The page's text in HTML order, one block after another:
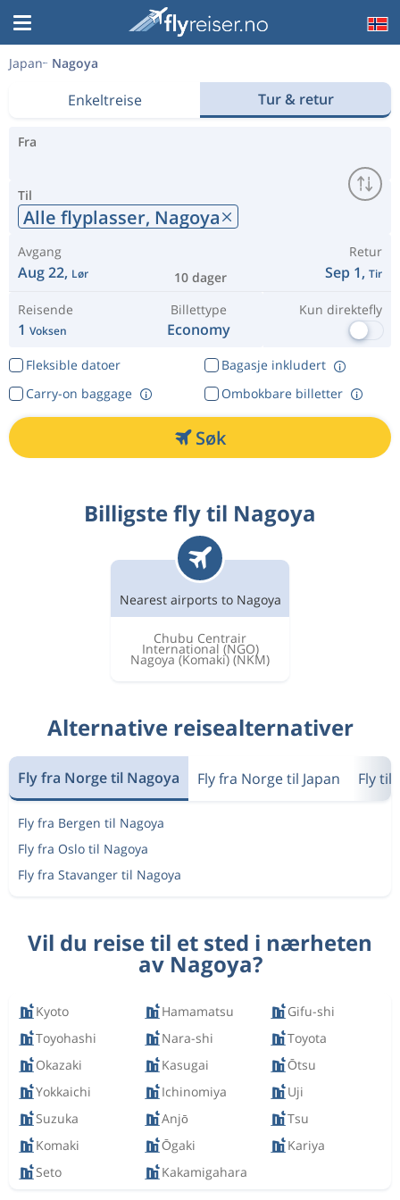
Japan Nagoya
Enkeltreise Tur & retur
Fra
Til
Alle flyplasser, Nagoya
Avgang
Aug 22, Lør 10 dager
Retur
Sep 1, Tir
Reisende
1 Voksen
Billettype
Economy
Kun direktefly
Fleksible datoer
Bagasje inkludert
Ombokbare billetter
Carry-on baggage
Søk
Billigste fly til Nagoya
Nearest airports to Nagoya
Chubu Centrair
International (NGO)
Nagoya (Komaki) (NKM)
Alternative reisealternativer
Fly fra Norge til Nagoya Fly fra Norge til Japan Fly til
Fly fra Bergen til Nagoya
Fly fra Oslo til Nagoya
Fly fra Stavanger til Nagoya
Vil du reise til et sted i nærheten
av Nagoya?
Kyoto Hamamatsu
Gifu-shi
Toyohashi
Nara-shi
Toyota
Okazaki
Kasugai
Ōtsu
Yokkaichi
Ichinomiya
Uji
Suzuka
Anjō
Tsu
Komaki
Ōgaki
Kariya
Seto
Kakamigahara